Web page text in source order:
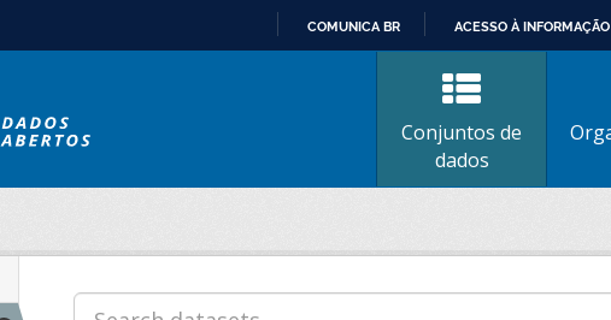
CONTEÚDO
COMUNICA BR ACESSO À INFORMAÇÃO
Conjuntos de
dados